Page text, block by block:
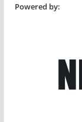
Powered by: